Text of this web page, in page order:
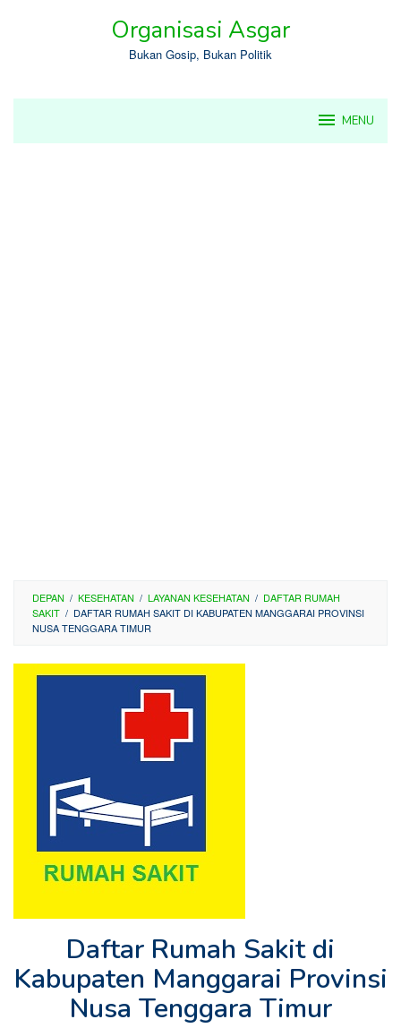
Organisasi Asgar
Bukan Gosip, Bukan Politik
MENU
DEPAN / KESEHATAN / LAYANAN KESEHATAN / DAFTAR RUMAH
SAKIT / DAFTAR RUMAH SAKIT DI KABUPATEN MANGGARAI PROVINSI
NUSA TENGGARA TIMUR
Daftar Rumah Sakit di
Kabupaten Manggarai Provinsi
Nusa Tenggara Timur